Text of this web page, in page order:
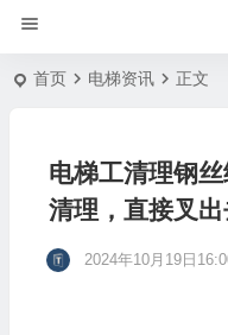
首页 电梯资讯 正文
电梯工清理钢
清理，直接叉出
2024年10月19日